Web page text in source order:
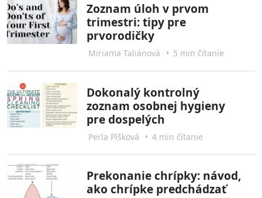
Zoznam úloh v prvom
trimestri: tipy pre
prvorodičky
Miriama Taliánová • 5 min čítanie
Dokonalý kontrolný
zoznam osobnej hygieny
pre dospelých
Perla Plšková • 4 min čítanie
Prekonanie chrípky: návod,
ako chrípke predchádzať